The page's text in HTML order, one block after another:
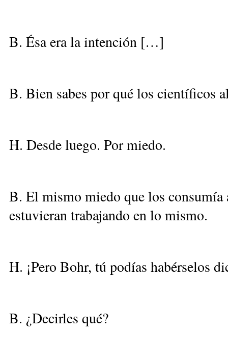
B. Ésa era la intención […]
B. Bien sabes por qué los científicos
H. Desde luego. Por miedo.
B. El mismo miedo que los consumía
estuvieran trabajando en lo mismo.
H. ¡Pero Bohr, tú podías habérselos
B. ¿Decirles qué?